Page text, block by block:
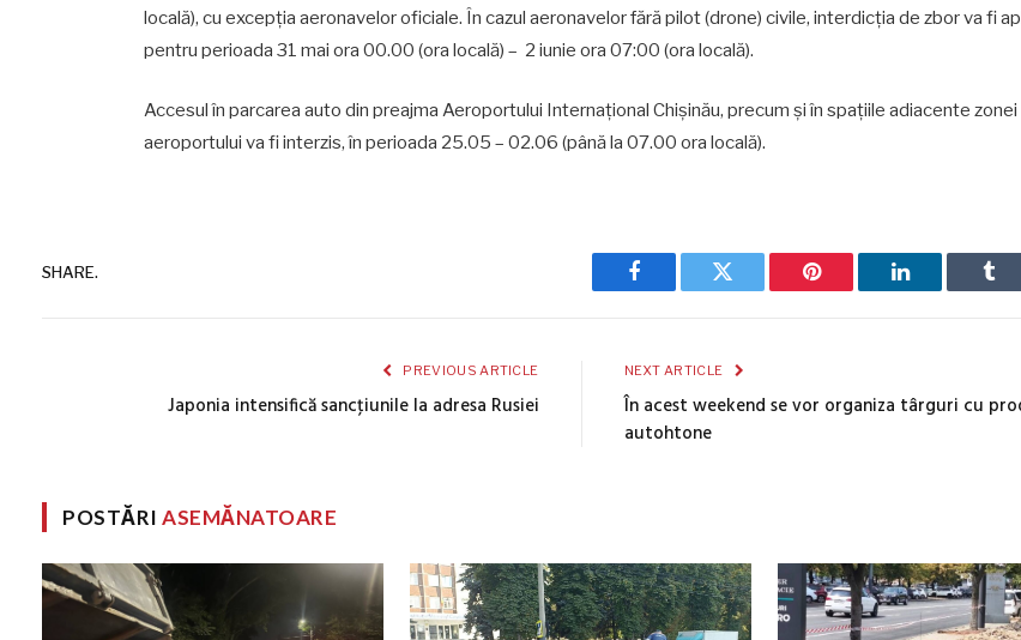
locală), cu excepția aeronavelor oficiale. În cazul aeronavelor fără pilot (drone) civile, interdicția de zbor va fi
pentru perioada 31 mai ora 00.00 (ora locală) – 2 iunie ora 07:00 (ora locală).
Accesul în parcarea auto din preajma Aeroportului Internațional Chișinău, precum și în spațiile adiacente zonei
aeroportului va fi interzis, în perioada 25.05 – 02.06 (până la 07.00 ora locală).
SHARE.
Facebook Twitter Pinterest LinkedIn
PREVIOUS ARTICLE
Japonia intensifică sancţiunile la adresa Rusiei
NEXT ARTICLE
În acest weekend se vor organiza târguri cu
autohtone
POSTĂRIASEMĂNATOARE